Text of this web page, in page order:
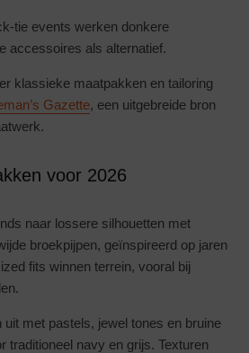
tie events werken donkere
accessoires als alternatief.
klassieke maatpakken en tailoring
Gazette, een uitgebreide bron
voor 2026
naar lossere silhouetten met
broekpijpen, geïnspireerd op jaren
fits winnen terrein, vooral bij
uit met pastels, jewel tones en bruine
traditioneel navy en grijs. Texturen